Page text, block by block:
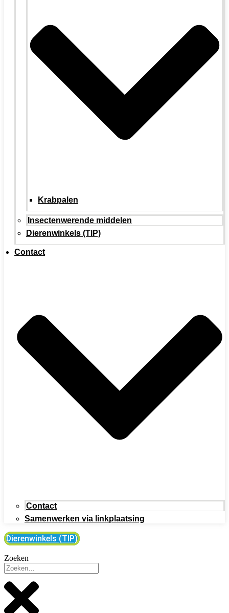
Krabpalen
Insectenwerende middelen
Dierenwinkels (TIP)
Contact
Contact
Samenwerken via linkplaatsing
Dierenwinkels (TIP)
Zoeken